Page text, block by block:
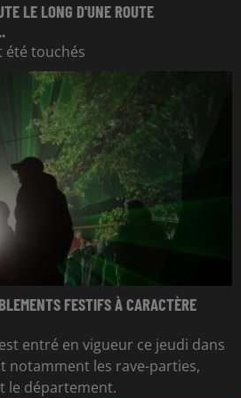
LE LONG D'UNE ROUTE
été touchés
FESTIFS À CARACTÈRE
entré en vigueur ce jeudi dans
notamment les rave-parties,
le département.